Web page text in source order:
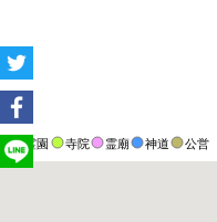
霊園 寺院 霊廟 神道 公営